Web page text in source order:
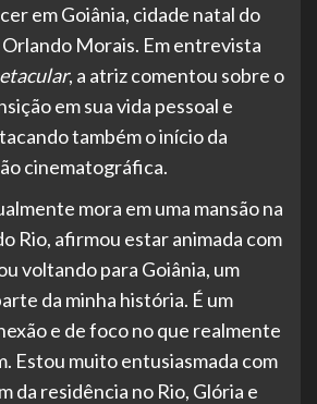
em Goiânia, cidade natal do
Morais. Em entrevista
, a atriz comentou sobre o
em sua vida pessoal e
também o início da
cinematográfica.
mora em uma mansão na
Rio, afirmou estar animada com
voltando para Goiânia, um
da minha história. É um
e de foco no que realmente
Estou muito entusiasmada com
da residência no Rio, Glória e